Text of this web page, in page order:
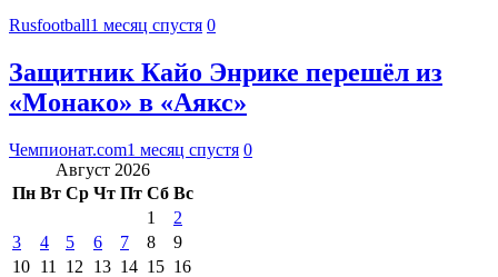
Rusfootball1 месяц спустя 0
Защитник Кайо Энрике перешёл из
«Монако» в «Аякс»
Чемпионат.com1 месяц спустя 0
Август 2026
Пн Вт Ср Чт Пт Сб Вс
1
2
3
4 5 6 7 8
9
10 11 12 13 14 15 16